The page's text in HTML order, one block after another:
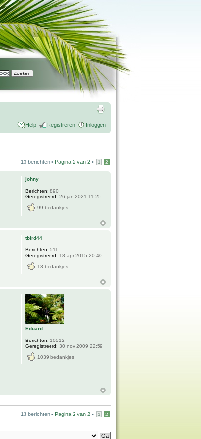
Help Registreren Inloggen
13 berichten • Pagina 2 van 2 • 1 2
johny
Berichten: 890
Geregistreerd: 26 jan 2021 11:25
99 bedankjes
tbird44
Berichten: 511
Geregistreerd: 18 apr 2015 20:40
13 bedankjes
Eduard
Berichten: 10512
Geregistreerd: 30 nov 2009 22:59
1039 bedankjes
13 berichten • Pagina 2 van 2 • 1 2